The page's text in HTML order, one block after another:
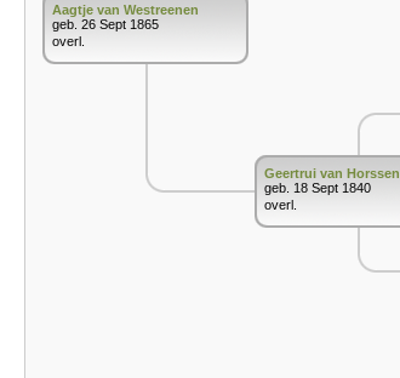
Aagtje van Westreenen
geb. 26 Sept 1865
overl.
Geertrui van Horssen
geb. 18 Sept 1840
overl.